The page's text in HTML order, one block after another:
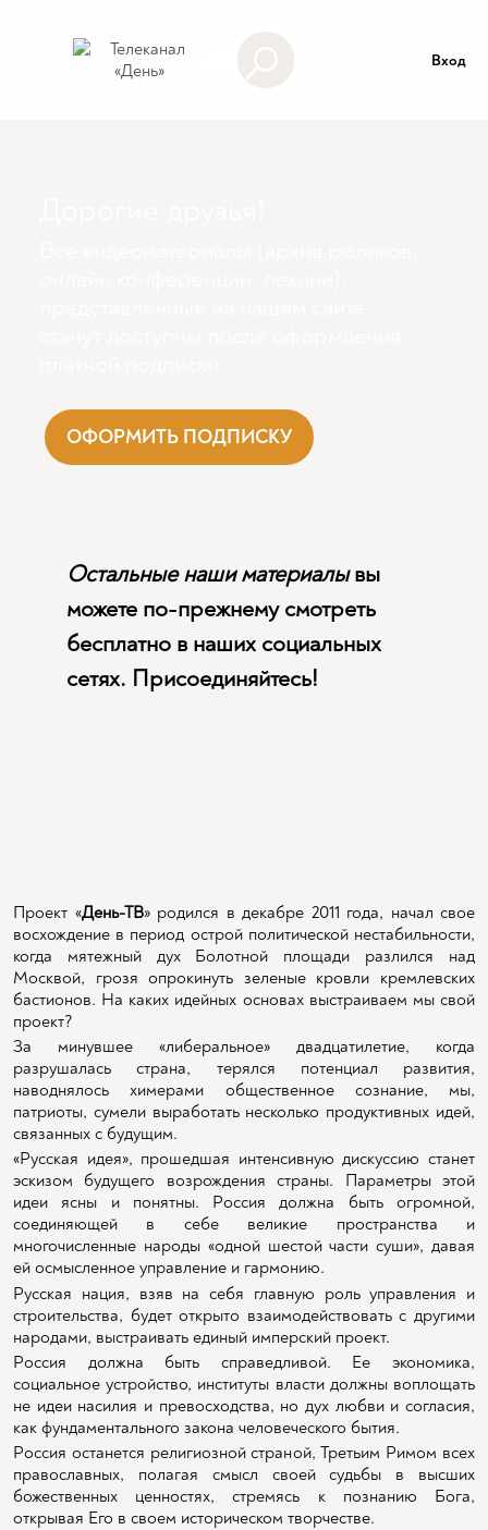
Вход
ОФОРМИТЬ ПОДПИСКУ
Остальные наши материалывы
можете по-прежнему смотреть
бесплатно в наших социальных
сетях. Присоединяйтесь!
Проект «День-ТВ» родился в декабре 2011 года, начал свое
восхождение в период острой политической нестабильности,
когда мятежный дух Болотной площади разлился над
Москвой, грозя опрокинуть зеленые кровли кремлевских
бастионов. На каких идейных основах выстраиваем мы свой
проект?
За минувшее «либеральное» двадцатилетие, когда
разрушалась страна, терялся потенциал развития,
наводнялось химерами общественное сознание, мы,
патриоты, сумели выработать несколько продуктивных идей,
связанных с будущим.
«Русская идея», прошедшая интенсивную дискуссию станет
эскизом будущего возрождения страны. Параметры этой
идеи ясны и понятны. Россия должна быть огромной,
соединяющей в себе великие пространства и
многочисленные народы «одной шестой части суши», давая
ей осмысленное управление и гармонию.
Русская нация, взяв на себя главную роль управления и
строительства, будет открыто взаимодействовать с другими
народами, выстраивать единый имперский проект.
Россия должна быть справедливой. Ее экономика,
социальное устройство, институты власти должны воплощать
не идеи насилия и превосходства, но дух любви и согласия,
как фундаментального закона человеческого бытия.
Россия останется религиозной страной, Третьим Римом всех
православных, полагая смысл своей судьбы в высших
божественных ценностях, стремясь к познанию Бога,
открывая Его в своем историческом творчестве.